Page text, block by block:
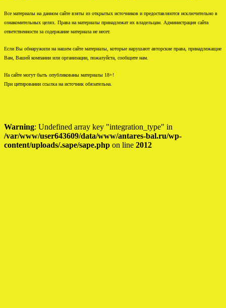
Все материалы на данном сайте взяты из открытых источников и предоставляются исключительно в
ознакомительных целях. Права на материалы принадлежат их владельцам. Администрация сайта
ответственности за содержание материала не несет.
Если Вы обнаружили на нашем сайте материалы, которые нарушают авторские права, принадлежащие
Вам, Вашей компании или организации, пожалуйста, сообщите нам.
На сайте могут быть опубликованы материалы 18+!
При цитировании ссылка на источник обязательна.
Warning: Undefined array key "integration_type" in
/var/www/user643609/data/www/antares-bal.ru/wp-
content/uploads/.sape/sape.php on line 2012